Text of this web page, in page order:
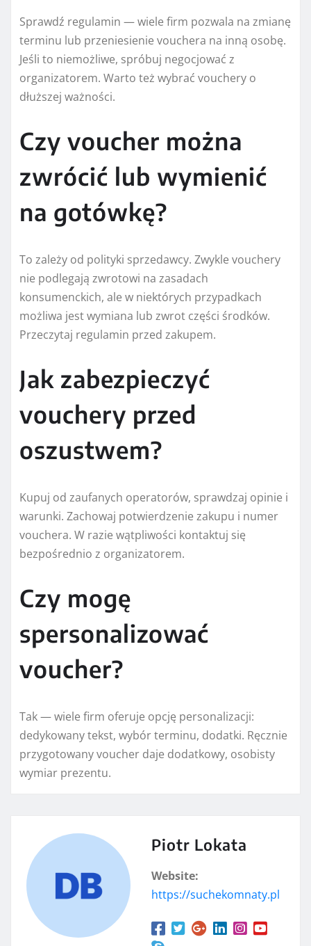
Sprawdź regulamin — wiele firm pozwala na zmianę
terminu lub przeniesienie vouchera na inną osobę.
Jeśli to niemożliwe, spróbuj negocjować z
organizatorem. Warto też wybrać vouchery o
dłuższej ważności.
Czy voucher można
zwrócić lub wymienić
na gotówkę?
To zależy od polityki sprzedawcy. Zwykle vouchery
nie podlegają zwrotowi na zasadach
konsumenckich, ale w niektórych przypadkach
możliwa jest wymiana lub zwrot części środków.
Przeczytaj regulamin przed zakupem.
Jak zabezpieczyć
vouchery przed
oszustwem?
Kupuj od zaufanych operatorów, sprawdzaj opinie i
warunki. Zachowaj potwierdzenie zakupu i numer
vouchera. W razie wątpliwości kontaktuj się
bezpośrednio z organizatorem.
Czy mogę
spersonalizować
voucher?
Tak — wiele firm oferuje opcję personalizacji:
dedykowany tekst, wybór terminu, dodatki. Ręcznie
przygotowany voucher daje dodatkowy, osobisty
wymiar prezentu.
Piotr Lokata
Website:
https://suchekomnaty.pl